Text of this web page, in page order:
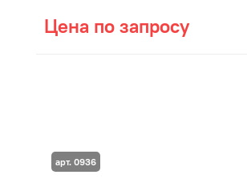
Цена по запросу
арт. 0936